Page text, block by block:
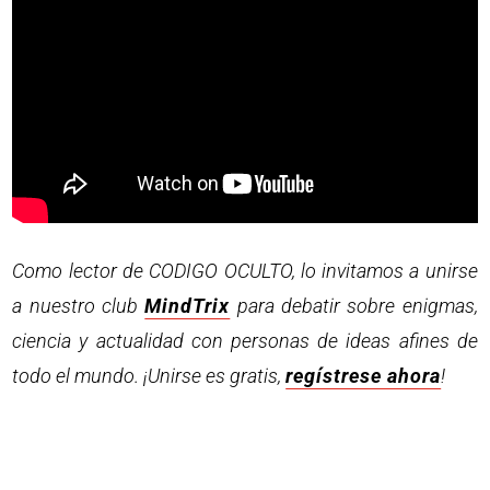
Como lector de CODIGO OCULTO, lo invitamos a unirse
a nuestro clubMindTrix para debatir sobre enigmas,
ciencia y actualidad con personas de ideas afines de
todo el mundo. ¡Unirse es gratis,regístrese ahora!